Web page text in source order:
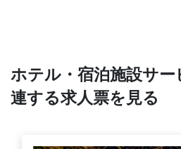
ホテル・宿泊施設サー
連する求人票を見る